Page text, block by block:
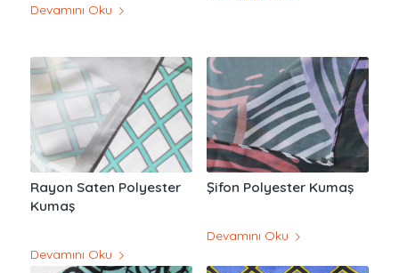
Devamını Oku
Rayon Saten Polyester
Kumaş
Devamını Oku
Şifon Polyester Kumaş
Devamını Oku